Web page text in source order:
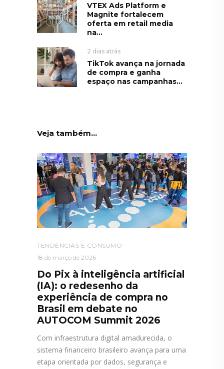
VTEX Ads Platform e
Magnite fortalecem
oferta em retail media
na...
2 dias atrás
TikTok avança na jornada
de compra e ganha
espaço nas campanhas...
Veja também...
TENDÊNCIAS E CONSUMO
18 de março de 2026
Do Pix à inteligência artificial
(IA): o redesenho da
experiência de compra no
Brasil em debate no
AUTOCOM Summit 2026
Com infraestrutura digital amadurecida, o
sistema financeiro brasileiro avança para uma
etapa orientada por dados, segurança e